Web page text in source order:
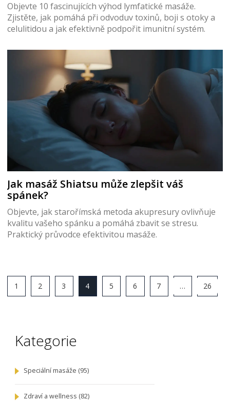
Objevte 10 fascinujících výhod lymfatické masáže.
Zjistěte, jak pomáhá při odvoduv toxinů, boji s otoky a
celulitidou a jak efektivně podpořit imunitní systém.
Jak masáž Shiatsu může zlepšit váš
spánek?
Objevte, jak starořímská metoda akupresury ovlivňuje
kvalitu vašeho spánku a pomáhá zbavit se stresu.
Praktický průvodce efektivitou masáže.
1 2 3 4 5 6 7 … 26
Kategorie
Speciální masáže (95)
Zdraví a wellness (82)